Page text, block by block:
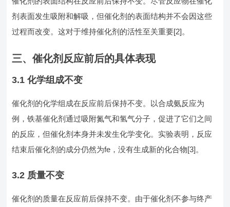
剂表面发生吸附和解吸，但催化剂的表面结构并不会因这些
过程而改变。这对于维持催化剂的活性至关重要[2]。
三、催化剂反应前后的具体表现
3.1 化学组成不变
催化剂的化学组成在反应前后保持不变。以合成氨反应为
例，铁基催化剂通过吸附氮气和氢气分子，促进了它们之间
的反应，但催化剂本身并未发生化学变化。实验表明，反应
结束后催化剂的成分仍然为fe，没有生成新的化合物[3]。
3.2 质量不变
催化剂的质量在反应前后保持不变。由于催化剂不参与终产